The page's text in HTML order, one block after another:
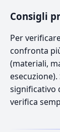
Consigli
Per
confronta
(materiali,
significativo
verifica